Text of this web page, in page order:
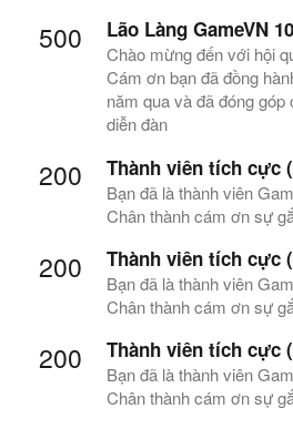
500 Lão Làng GameVN
Chào mừng đến với hội
Cám ơn bạn đã đồng
năm qua và đã đóng
diễn đàn
200 Thành viên tích cực
Bạn đã là thành viên
Chân thành cám ơn sự
200 Thành viên tích cực
Bạn đã là thành viên
Chân thành cám ơn sự
200 Thành viên tích cực
Bạn đã là thành viên
Chân thành cám ơn sự